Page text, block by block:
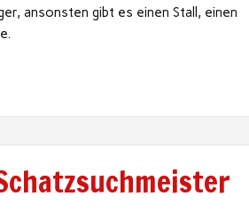
ansonsten gibt es einen Stall, einen